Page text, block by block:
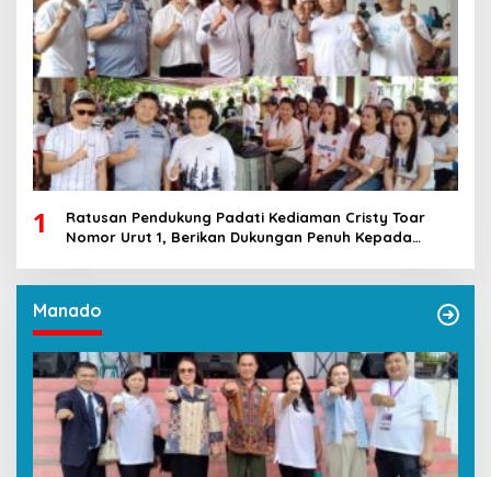
1
Ratusan Pendukung Padati Kediaman Cristy Toar
Nomor Urut 1, Berikan Dukungan Penuh Kepada
Manado